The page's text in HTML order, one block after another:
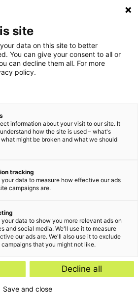
site
data on this site to better
You can give your consent to all or
can decline them all. For more
policy.
information about your visit to our site. It
how the site is used – what's
might be broken and what we should
tracking
your data to measure how effective our ads
campaigns are.
your data to show you more relevant ads on
and social media. We'll use it to measure
our ads are. We'll also use it to exclude
campaigns that you might not like.
Decline all
Save and close